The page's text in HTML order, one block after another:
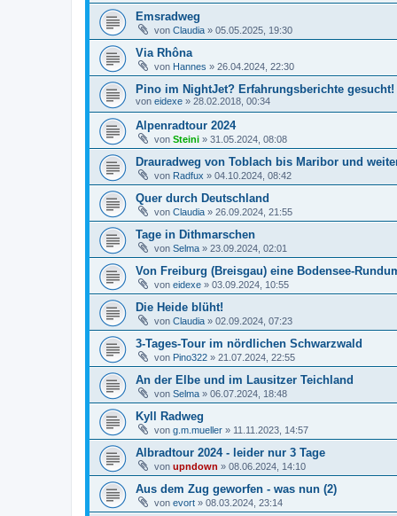
Emsradweg
von Claudia » 05.05.2025, 19:30
Via Rhôna
von Hannes » 26.04.2024, 22:30
Pino im NightJet? Erfahrungsberichte gesucht!
von eidexe » 28.02.2018, 00:34
Alpenradtour 2024
von Steini » 31.05.2024, 08:08
Drauradweg von Toblach bis Maribor und
von Radfux » 04.10.2024, 08:42
Quer durch Deutschland
von Claudia » 26.09.2024, 21:55
Tage in Dithmarschen
von Selma » 23.09.2024, 02:01
Von Freiburg (Breisgau) eine Bodensee-
von eidexe » 03.09.2024, 10:55
Die Heide blüht!
von Claudia » 02.09.2024, 07:23
3-Tages-Tour im nördlichen Schwarzwald
von Pino322 » 21.07.2024, 22:55
An der Elbe und im Lausitzer Teichland
von Selma » 06.07.2024, 18:48
Kyll Radweg
von g.m.mueller » 11.11.2023, 14:57
Albradtour 2024 - leider nur 3 Tage
von upndown » 08.06.2024, 14:10
Aus dem Zug geworfen - was nun (2)
von evort » 08.03.2024, 23:14